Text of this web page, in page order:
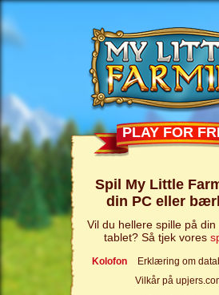
PLAY FOR
Spil My Little
din PC eller
Vil du hellere spille på
tablet? Så tjek vores
Kolofon
Erklæring om
Vilkår på